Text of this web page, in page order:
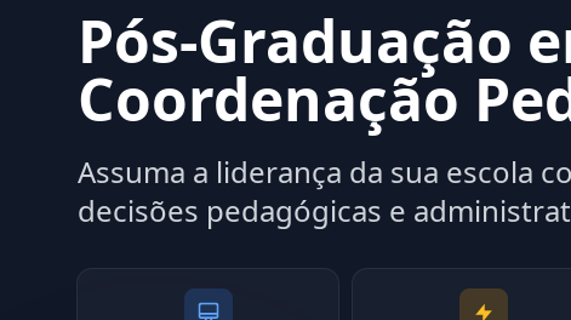
Pós-Graduação
Coordenação
Assuma a liderança da sua escola
decisões pedagógicas e